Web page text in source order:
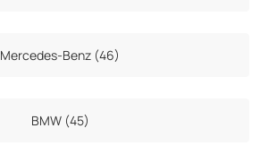
Mercedes-Benz (46)
BMW (45)